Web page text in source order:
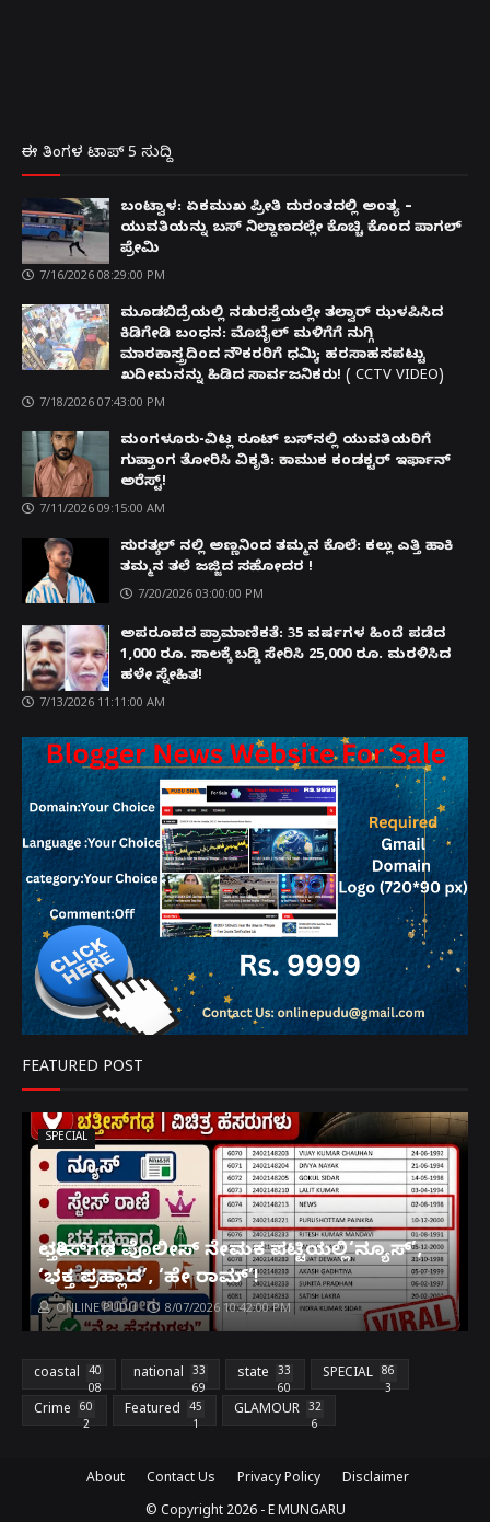
ಈ ತಿಂಗಳ ಟಾಪ್ 5 ಸುದ್ದಿ
ಬಂಟ್ವಾಳ: ಏಕಮುಖ ಪ್ರೀತಿ ದುರಂತದಲ್ಲಿ ಅಂತ್ಯ –
ಯುವತಿಯನ್ನು ಬಸ್ ನಿಲ್ದಾಣದಲ್ಲೇ ಕೊಚ್ಚಿ ಕೊಂದ ಪಾಗಲ್
ಪ್ರೇಮಿ
7/16/2026 08:29:00 PM
ಮೂಡಬಿದ್ರೆಯಲ್ಲಿ ನಡುರಸ್ತೆಯಲ್ಲೇ ತಲ್ವಾರ್ ಝಳಪಿಸಿದ
ಕಿಡಿಗೇಡಿ ಬಂಧನ: ಮೊಬೈಲ್ ಮಳಿಗೆಗೆ ನುಗ್ಗಿ
ಮಾರಕಾಸ್ತ್ರದಿಂದ ನೌಕರರಿಗೆ ಧಮ್ಕಿ; ಹರಸಾಹಸಪಟ್ಟು
ಖದೀಮನನ್ನು ಹಿಡಿದ ಸಾರ್ವಜನಿಕರು! ( CCTV VIDEO)
7/18/2026 07:43:00 PM
ಮಂಗಳೂರು-ವಿಟ್ಲ ರೂಟ್ ಬಸ್‌ನಲ್ಲಿ ಯುವತಿಯರಿಗೆ
ಗುಪ್ತಾಂಗ ತೋರಿಸಿ ವಿಕೃತಿ: ಕಾಮುಕ ಕಂಡಕ್ಟರ್ ಇರ್ಫಾನ್
ಅರೆಸ್ಟ್!
7/11/2026 09:15:00 AM
ಸುರತ್ಕಲ್ ನಲ್ಲಿ ಅಣ್ಣನಿಂದ ತಮ್ಮನ ಕೊಲೆ: ಕಲ್ಲು ಎತ್ತಿ ಹಾಕಿ
ತಮ್ಮನ ತಲೆ ಜಜ್ಜಿದ ಸಹೋದರ !
7/20/2026 03:00:00 PM
ಅಪರೂಪದ ಪ್ರಾಮಾಣಿಕತೆ: 35 ವರ್ಷಗಳ ಹಿಂದೆ ಪಡೆದ
1,000 ರೂ. ಸಾಲಕ್ಕೆ ಬಡ್ಡಿ ಸೇರಿಸಿ 25,000 ರೂ. ಮರಳಿಸಿದ
ಹಳೇ ಸ್ನೇಹಿತ!
7/13/2026 11:11:00 AM
FEATURED POST
SPECIAL
ಛತ್ತೀಸ್‌ಗಢ ಪೊಲೀಸ್ ನೇಮಕ ಪಟ್ಟಿಯಲ್ಲಿ‘ನ್ಯೂಸ್’,
‘ಭಕ್ತ ಪ್ರಹ್ಲಾದ’, ‘ಹೇ ರಾಮ್’!
ONLINE PUDU 8/07/2026 10:42:00 PM
coastal
40
08
national
33
69
state
33
60
SPECIAL
86
3
Crime
60
2
Featured
45
1
GLAMOUR
32
6
About Contact Us Privacy Policy
Disclaimer
© Copyright 2026 -E MUNGARU